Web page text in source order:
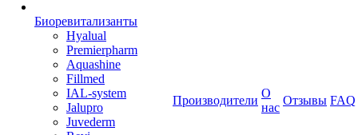
Биоревитализанты
Hyalual
Premierpharm
Aquashine
Fillmed
IAL-system
Jalupro
Juvederm
Производители
О
нас
Отзывы FAQ